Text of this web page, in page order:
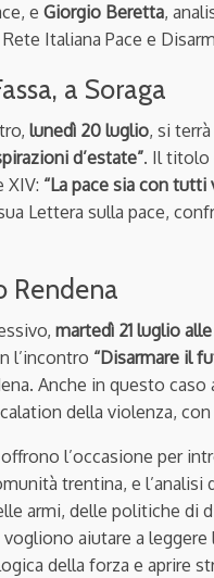
e Giorgio Beretta,
Italiana Pace e
a Soraga
lunedì 20 luglio, si
d’estate”. Il titolo
XIV: “La pace sia con tutti
Lettera sulla pace,
Rendena
martedì 21 luglio
l’incontro “Disarmare il
Anche in questo
della violenza,
l’occasione per
trentina, e
armi, delle politiche di
aiutare a leggere
della forza e aprire